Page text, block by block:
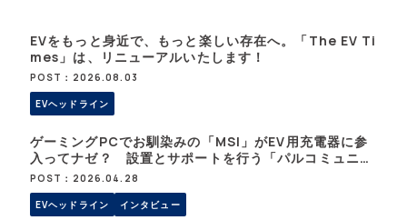
EVをもっと身近で、もっと楽しい存在へ。「The EV Ti
mes」は、リニューアルいたします！
POST：2026.08.03
EVヘッドライン
ゲーミングPCでお馴染みの「MSI」がEV用充電器に参
入ってナゼ？ 設置とサポートを行う「パルコミュニケ
ーションズ」に魅力を聞いた【後編】
POST：2026.04.28
EVヘッドライン インタビュー